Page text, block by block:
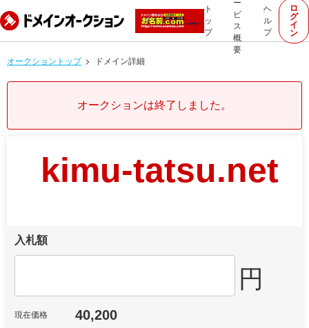
ト
ッ
プ
ー
ビ
ス
概
要
ヘ
ル
プ
ロ
グ
イ
ン
オークショントップ ドメイン詳細
オークションは終了しました。
kimu-tatsu.net
入札額
円
現在価格 40,200